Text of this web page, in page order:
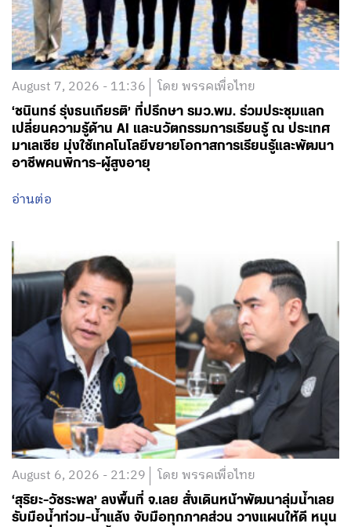
August 7, 2026 - 11:36 โดย พรรคเพื่อไทย
‘ชนินทร์ รุ่งธนเกียรติ’ ที่ปรึกษา รมว.พม. ร่วมประชุมแลก
เปลี่ยนความรู้ด้าน AI และนวัตกรรมการเรียนรู้ ณ ประเทศ
มาเลเซีย มุ่งใช้เทคโนโลยีขยายโอกาสการเรียนรู้และพัฒนา
อาชีพคนพิการ-ผู้สูงอายุ
อ่านต่อ
August 6, 2026 - 21:29 โดย พรรคเพื่อไทย
‘สุริยะ-วัชระพล’ ลงพื้นที่ จ.เลย สั่งเดินหน้าพัฒนาลุ่มน้ำเลย
รับมือน้ำท่วม-น้ำแล้ง จับมือทุกภาคส่วน วางแผนให้ดี หนุน